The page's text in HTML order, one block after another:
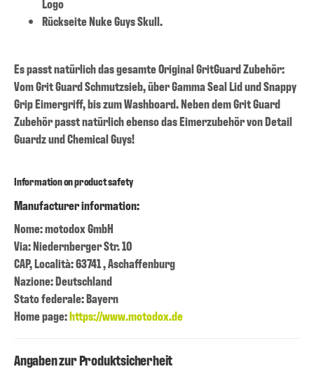
Rückseite Nuke Guys Skull.
Es passt natürlich das gesamte Original GritGuard Zubehör:
Vom Grit Guard Schmutzsieb, über Gamma Seal Lid und Snappy
Grip Eimergriff, bis zum Washboard. Neben dem Grit Guard
Zubehör passt natürlich ebenso das Eimerzubehör von Detail
Guardz und Chemical Guys!
Information on product safety
Manufacturer information:
Nome: motodox GmbH
Via: Niedernberger Str. 10
CAP, Località: 63741 , Aschaffenburg
Nazione: Deutschland
Stato federale: Bayern
Home page:https://www.motodox.de
Angaben zur Produktsicherheit